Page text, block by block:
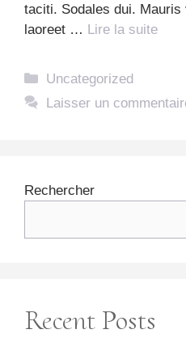
taciti. Sodales dui.
laoreet … Lire la suite
Catégories
Uncategorized
Laisser un
Rechercher
Recent Posts